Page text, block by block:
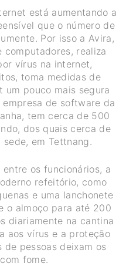
está aumentando a
que o número de
Por isso a Avira,
computadores, realiza
vírus na internet,
toma medidas de
pouco mais segura
de software da
tem cerca de 500
dos quais cerca de
em Tettnang.
os funcionários, a
refeitório, como
e uma lanchonete
o almoço para até 200
diariamente na cantina
aos vírus e a proteção
pessoas deixam os
fome.